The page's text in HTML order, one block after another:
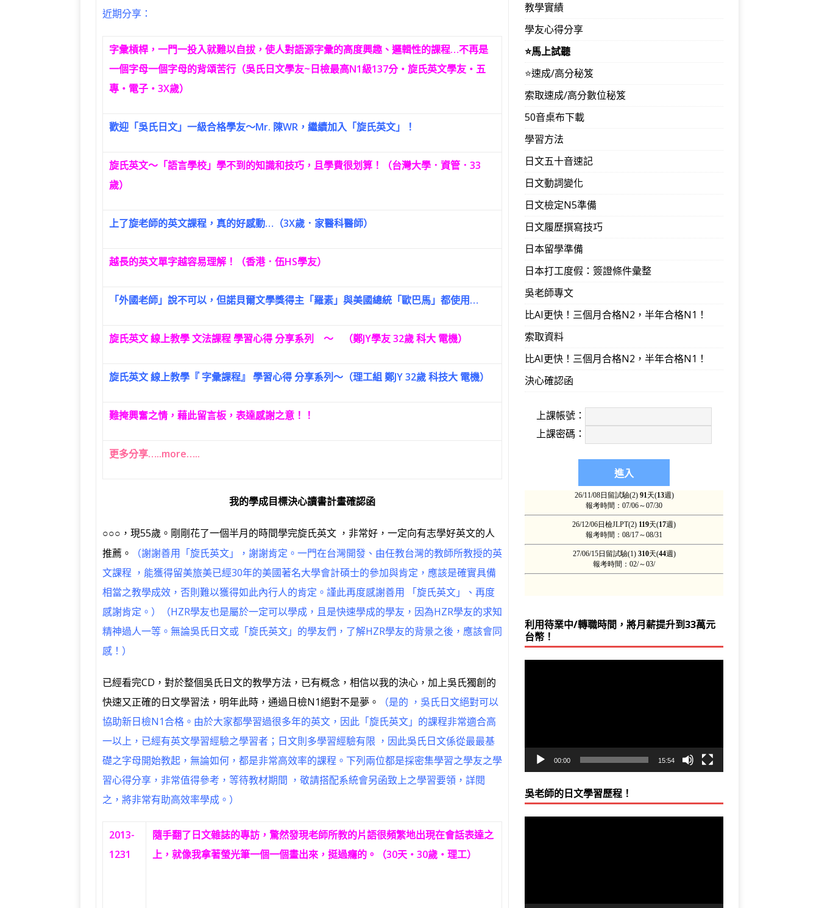
近期分享：
字彙槓桿，一門一投入就難以自拔，使人對語源字彙的高度興趣、邏輯性的課程…不再是
一個字母一個字母的背頌苦行（吳氏日文學友~日檢最高N1級137分‧旋氏英文學友‧五
專‧電子‧3X歲）
歡迎「吳氏日文」一級合格學友～Mr. 陳WR，繼續加入「旋氏英文」！
旋氏英文～「語言學校」學不到的知識和技巧，且學費很划算！（台灣大學．資管．33
歲）
上了旋老師的英文課程，真的好感動…（3X歲．家醫科醫師）
越長的英文單字越容易理解！（香港．伍HS學友）
「外國老師」說不可以，但諾貝爾文學獎得主「羅素」與美國總統「歐巴馬」都使用…
旋氏英文 線上教學 文法課程 學習心得 分享系列 ～ （鄭JY學友 32歲 科大 電機）
旋氏英文 線上教學『 字彙課程』 學習心得 分享系列～（理工組 鄭JY 32歲 科技大 電機）
難掩興奮之情，藉此留言板，表達感謝之意！！
更多分享…..more…..
我的學成目標決心讀書計畫確認函
○○○ ，現55歲。剛剛花了一個半月的時間學完旋氏英文 ，非常好，一定向有志學好英文的人
推薦。
（謝謝善用「旋氏英文」，謝謝肯定。一門在台灣開發、由任教台灣的教師所教授的英
文課程 ，能獲得留美旅美已經30年的美國著名大學會計碩士的參加與肯定，應該是確實具備
相當之教學成效，否則難以獲得如此內行人的肯定。謹此再度感謝善用 「旋氏英文」、再度
感謝肯定。）
（HZR學友也是屬於一定可以學成，且是快速學成的學友，因為HZR學友的求知
精神過人一等。無論吳氏日文或「旋氏英文」的學友們，了解HZR學友的背景之後，應該會同
感！）
已經看完CD，對於整個吳氏日文的教學方法，已有概念，相信以我的決心，加上吳氏獨創的
快速又正確的日文學習法，明年此時，通過日檢N1絕對不是夢。
（是的 ，吳氏日文絕對可以
協助新日檢N1合格。由於大家都學習過很多年的英文，因此「旋氏英文」的課程非常適合高
一以上，已經有英文學習經驗之學習者；日文則多學習經驗有限 ，因此吳氏日文係從最最基
礎之字母開始教起，無論如何，都是非常高效率的課程。下列兩位都是採密集學習之學友之學
習心得分享，非常值得參考，等待教材期間 ，敬請搭配系統會另函致上之學習要領，詳閱
之，將非常有助高效率學成。）
2013-
1231
隨手翻了日文雜誌的專訪，驚然發現老師所教的片語很頻繁地出現在會話表達之
上，就像我拿著螢光筆一個一個畫出來，挺過癮的。（30天‧30歲‧理工）
教學實績
學友心得分享
⭐️馬上試聽
⭐️速成/高分秘笈
索取速成/高分數位秘笈
50音桌布下載
學習方法
日文五十音速記
日文動詞變化
日文檢定N5準備
日文履歷撰寫技巧
日本留學準備
日本打工度假：簽證條件彙整
吳老師專文
比AI更快！三個月合格N2，半年合格N1！
索取資料
比AI更快！三個月合格N2，半年合格N1！
決心確認函
上課帳號：
上課密碼：
利用待業中/轉職時間，將月薪提升到33萬元
台幣！
00:00 15:54
吳老師的日文學習歷程！